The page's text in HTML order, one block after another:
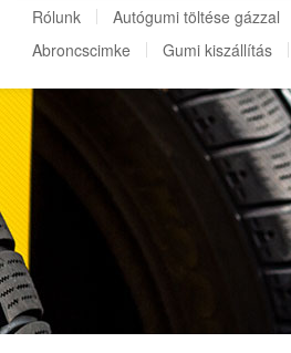
REGISZTRÁCIÓ
Rólunk
Autógumi töltése gázzal
Abroncscimke
Gumi kiszállítás